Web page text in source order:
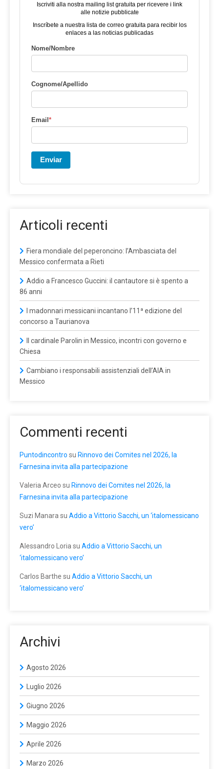
Iscriviti alla nostra mailing list gratuita per ricevere i link
alle notizie pubblicate
Inscríbete a nuestra lista de correo gratuita para recibir los
enlaces a las noticias publicadas
Nome/Nombre
Cognome/Apellido
Email*
Enviar
Articoli recenti
Fiera mondiale del peperoncino: l’Ambasciata del
Messico confermata a Rieti
Addio a Francesco Guccini: il cantautore si è spento a
86 anni
I madonnari messicani incantano l’11ª edizione del
concorso a Taurianova
Il cardinale Parolin in Messico, incontri con governo e
Chiesa
Cambiano i responsabili assistenziali dell’AIA in
Messico
Commenti recenti
Puntodincontro su Rinnovo dei Comites nel 2026, la
Farnesina invita alla partecipazione
Valeria Arceo su Rinnovo dei Comites nel 2026, la
Farnesina invita alla partecipazione
Suzi Manara su Addio a Vittorio Sacchi, un ‘italomessicano
vero’
Alessandro Loria su Addio a Vittorio Sacchi, un
‘italomessicano vero’
Carlos Barthe su Addio a Vittorio Sacchi, un
‘italomessicano vero’
Archivi
Agosto 2026
Luglio 2026
Giugno 2026
Maggio 2026
Aprile 2026
Marzo 2026